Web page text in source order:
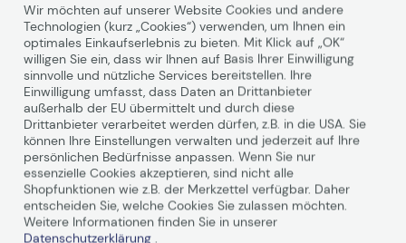
entspricht dem neuesten HDMI Standard und vereint
schnelle Datenübertragung sowie Audio-/ Video- und
Ethernetverbindung in einem. Sie können somit z. B. Ihren
PC oder ein DVD / Blu-ray Laufwerk an einenMonitor
oder TV anschließen. Mit Hilfe des gewinkelten Steckers
erreichen Sie auch schwer zugängliche HDMI Ports. Der
HDMI-A Stecker ist zudem abwärtskompatibel zu seinen
Vorgängern und ermöglicht weiterhin den Anschluss
Ihrer bisherigen Geräte.
Weiterlesen
Wir möchten auf unserer Website Cookies und andere
Technologien (kurz „Cookies“) verwenden, um Ihnen ein
optimales Einkaufserlebnis zu bieten. Mit Klick auf „OK“
willigen Sie ein, dass wir Ihnen auf Basis Ihrer Einwilligung
sinnvolle und nützliche Services bereitstellen. Ihre
Einwilligung umfasst, dass Daten an Drittanbieter
außerhalb der EU übermittelt und durch diese
Drittanbieter verarbeitet werden dürfen, z.B. in die USA. Sie
können Ihre Einstellungen verwalten und jederzeit auf Ihre
persönlichen Bedürfnisse anpassen. Wenn Sie nur
essenzielle Cookies akzeptieren, sind nicht alle
Shopfunktionen wie z.B. der Merkzettel verfügbar. Daher
entscheiden Sie, welche Cookies Sie zulassen möchten.
Weitere Informationen finden Sie in unserer
Datenschutzerklärung .